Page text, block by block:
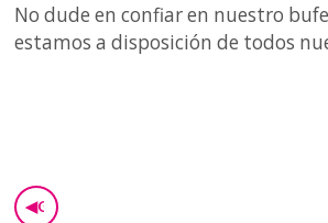
No dude en confiar en nuestro
estamos a disposición de todos
◀GO BACK